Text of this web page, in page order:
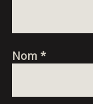
Nom *